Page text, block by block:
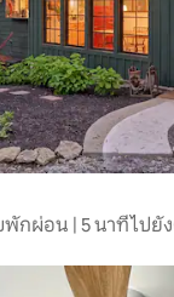
กผ่อน | 5 นาทีไปยั